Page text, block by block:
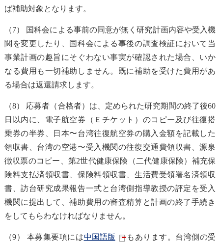
ば補助対象となります。
（7） 国科会による事前の同意が無く研究計画内容や受入機
関を変更したり、国科会による事後の調査検証において当
事業計画の趣旨にそぐわない事実が確認された場合、いか
なる費用も一切補助しません。既に補助を受けた費用があ
る場合は返還請求します。
（8） 応募者（合格者）は、定められた研究期間の終了後60
日以内に、電子航空券（Ｅチケット）のコピー及び往復搭
乗券の半券、日本〜台湾往復航空券の購入金額を記載した
領収書、台湾の空港〜受入機関の往復交通費領収書、源泉
徴収票のコピー、第2世代健康保険（二代健康保険）補充保
険料支払済領収書、保険料領収書、生活費受領署名済領収
書、訪台研究成果報告一式と台湾側指導教授の評定を受入
機関に提出して、補助費用の審査精算と計画の終了手続き
をしてもらわなければなりません。
（9） 本募集要項には中国語版
もあります。台湾側の受